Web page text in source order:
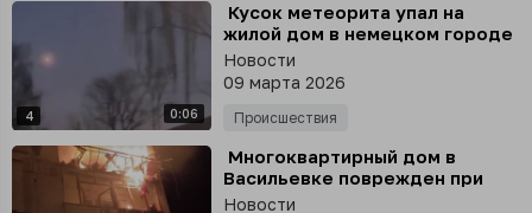
4 0:06
⁣ Кусок метеорита упал на
жилой дом в немецком городе
Кобленц
Новости
09 марта 2026
Происшествия
⁣ Многоквартирный дом в
Васильевке поврежден при
атаке БПЛА
Новости